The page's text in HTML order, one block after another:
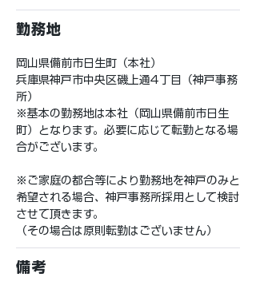
勤務地
岡山県備前市日生町（本社）
兵庫県神戸市中央区磯上通4丁目（神戸事務
所）
※基本の勤務地は本社（岡山県備前市日生
町）となります。必要に応じて転勤となる場
合がございます。
※ご家庭の都合等により勤務地を神戸のみと
希望される場合、神戸事務所採用として検討
させて頂きます。
（その場合は原則転勤はございません）
備考